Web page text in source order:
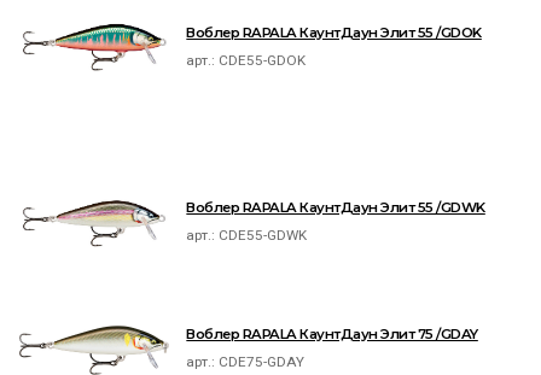
Воблер RAPALA КаунтДаун Элит 55 /GDOK
арт.: CDE55-GDOK
Воблер RAPALA КаунтДаун Элит 55 /GDWK
арт.: CDE55-GDWK
Воблер RAPALA КаунтДаун Элит 75 /GDAY
арт.: CDE75-GDAY